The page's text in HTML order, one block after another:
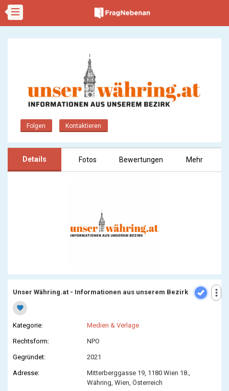
Folgen Kontaktieren
Details Fotos Bewertungen Mehr
more_vert
Unser Währing.at - Informationen aus unserem Bezirk
favorite
Kategorie: Medien & Verlage
Rechtsform: NPO
Gegründet: 2021
Adresse:
Mitterberggasse 19, 1180 Wien 18.,
Währing, Wien, Österreich